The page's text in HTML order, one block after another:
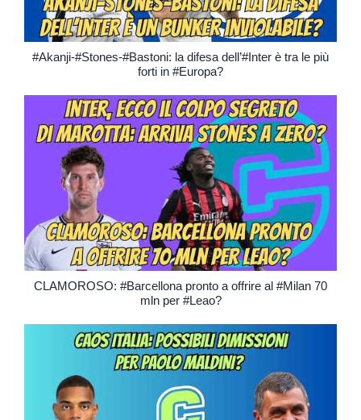
#Akanji-#Stones-#Bastoni: la difesa dell’#Inter è tra le più
forti in #Europa?
CLAMOROSO: #Barcellona pronto a offrire al #Milan 70
mln per #Leao?